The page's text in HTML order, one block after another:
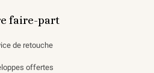
faire-part
de retouche
offertes